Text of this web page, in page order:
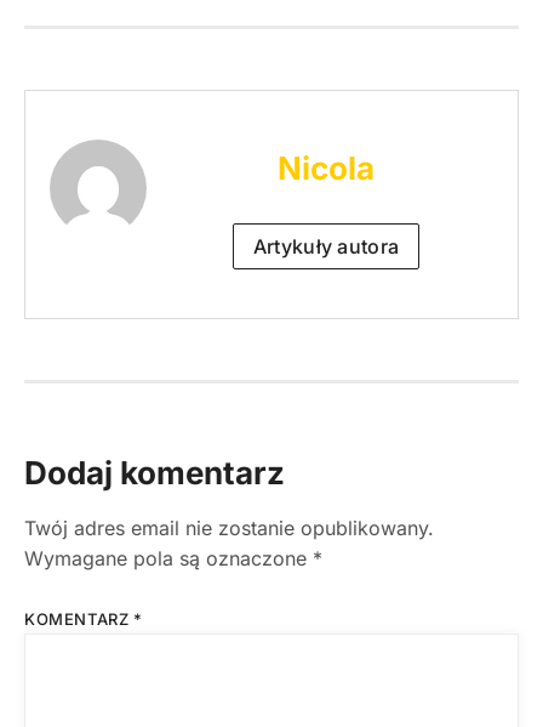
Nicola
Artykuły autora
Dodaj komentarz
Twój adres email nie zostanie opublikowany.
Wymagane pola są oznaczone *
KOMENTARZ *